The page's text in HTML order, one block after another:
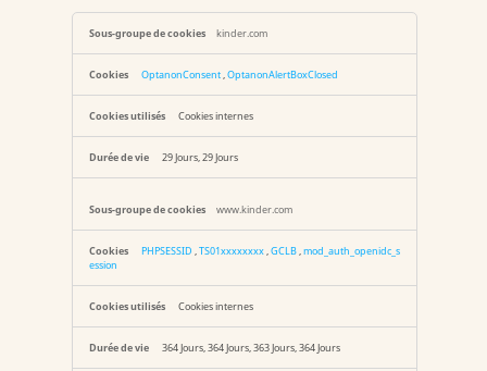
Cookies
strictement
nécessaires
kinder.com
OptanonConsent,OptanonAlertBoxClosed
Cookies internes
29 Jours, 29 Jours
www.kinder.com
PHPSESSID ,TS01xxxxxxxx,GCLB,mod_auth_openidc_s
ession
Cookies internes
364 Jours, 364 Jours, 363 Jours, 364 Jours